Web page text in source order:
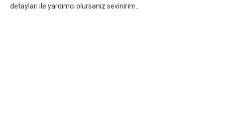
detayları ile yardımcı olursanız sevinirim..